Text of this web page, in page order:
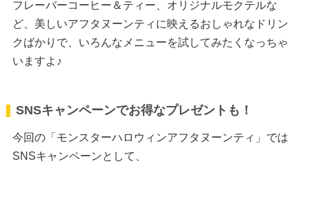
フレーバーコーヒー＆ティー、オリジナルモクテルな
ど、美しいアフタヌーンティに映えるおしゃれなドリン
クばかりで、いろんなメニューを試してみたくなっちゃ
いますよ♪
SNSキャンペーンでお得なプレゼントも！
今回の「モンスターハロウィンアフタヌーンティ」では
SNSキャンペーンとして、